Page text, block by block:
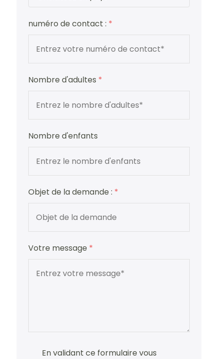
numéro de contact : *
Nombre d'adultes *
Nombre d'enfants
Objet de la demande : *
Votre message *
En validant ce formulaire vous